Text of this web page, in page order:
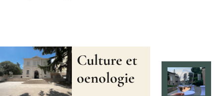
Culture et
oenologie